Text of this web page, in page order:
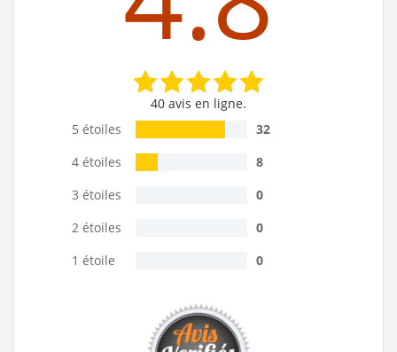
40 avis en ligne.
5 étoiles
32
4 étoiles
8
3 étoiles
0
2 étoiles
0
1 étoile
0